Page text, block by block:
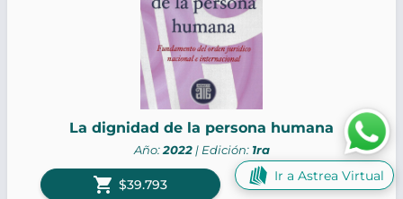
La dignidad de la persona humana
Año:2022| Edición: 1ra
shopping_cart $39.793 Sin versión digital
Ir a Astrea Virtual